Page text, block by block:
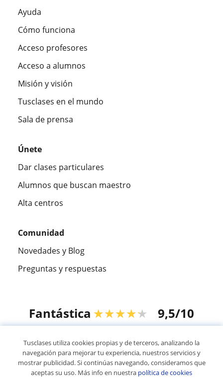
Ayuda
Cómo funciona
Acceso profesores
Acceso a alumnos
Misión y visión
Tusclases en el mundo
Sala de prensa
Únete
Dar clases particulares
Alumnos que buscan maestro
Alta centros
Comunidad
Novedades y Blog
Preguntas y respuestas
Fantástica ★★★★★ 9,5/10
© 2007 - 2026 Tusclases.mx
Tusclases utiliza cookies propias y de terceros, analizando la
navegación para mejorar tu experiencia, nuestros servicios y
mostrar publicidad. Si continúas navegando, consideramos que
aceptas su uso. Más info en nuestra política de cookies